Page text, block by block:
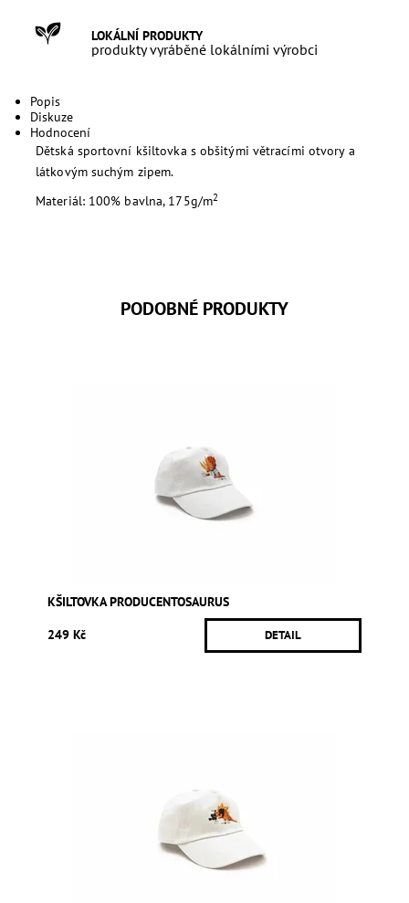
LOKÁLNÍ PRODUKTY
produkty vyráběné lokálními výrobci
Popis
Diskuze
Hodnocení
Dětská sportovní kšiltovka s obšitými větracími otvory a
látkovým suchým zipem.
Materiál: 100% bavlna, 175g/m2
PODOBNÉ PRODUKTY
KŠILTOVKA PRODUCENTOSAURUS
249 Kč DETAIL